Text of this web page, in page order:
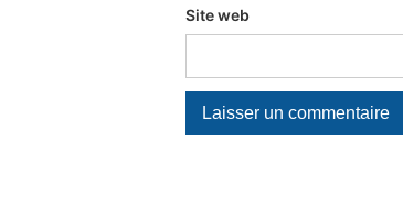
Site web